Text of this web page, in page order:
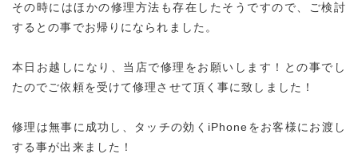
その時にはほかの修理方法も存在したそうですので、ご検討
するとの事でお帰りになられました。
本日お越しになり、当店で修理をお願いします！との事でし
たのでご依頼を受けて修理させて頂く事に致しました！
修理は無事に成功し、タッチの効くiPhoneをお客様にお渡し
する事が出来ました！